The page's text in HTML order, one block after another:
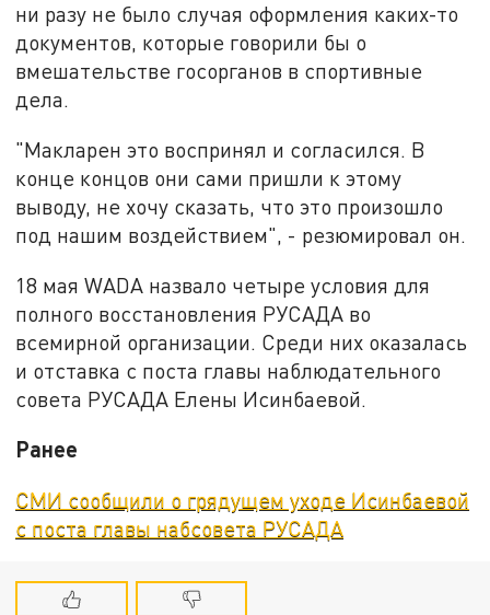
ни разу не было случая оформления каких-то
документов, которые говорили бы о
вмешательстве госорганов в спортивные
дела.
"Макларен это воспринял и согласился. В
конце концов они сами пришли к этому
выводу, не хочу сказать, что это произошло
под нашим воздействием", - резюмировал он.
18 мая WADA назвало четыре условия для
полного восстановления РУСАДА во
всемирной организации. Среди них оказалась
и отставка с поста главы наблюдательного
совета РУСАДА Елены Исинбаевой.
Ранее
СМИ сообщили о грядущем уходе Исинбаевой
с поста главы набсовета РУСАДА